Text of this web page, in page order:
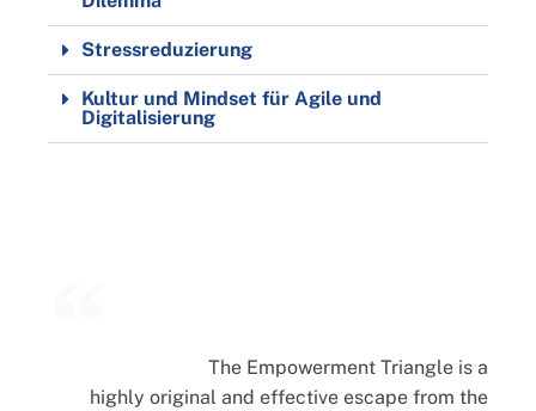
Stressreduzierung
Kultur und Mindset für Agile und
Digitalisierung
The Empowerment Triangle is a
highly original and effective escape from the